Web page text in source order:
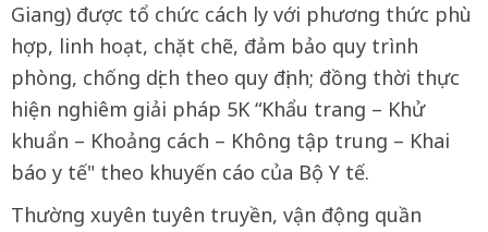
Giang) được tổ chức cách ly với phương thức phù
hợp, linh hoạt, chặt chẽ, đảm bảo quy trình
phòng, chống dịch theo quy định; đồng thời thực
hiện nghiêm giải pháp 5K “Khẩu trang – Khử
khuẩn – Khoảng cách – Không tập trung – Khai
báo y tế" theo khuyến cáo của Bộ Y tế.
Thường xuyên tuyên truyền, vận động quần